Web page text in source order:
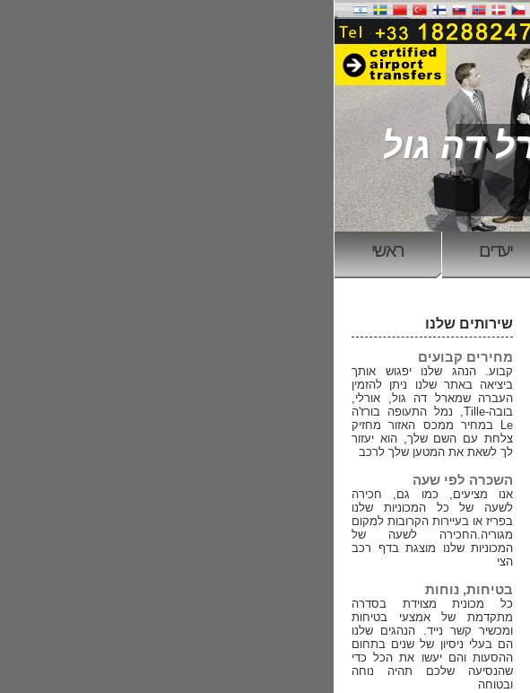
ראשי יעדים
שירותים שלנו
מחירים קבועים
קבוע. הנהג שלנו יפגוש אותך
ביציאה באתר שלנו ניתן להזמין
העברה שמארל דה גול, אורלי,
בובה-Tille, נמל התעופה בורז'ה
Le במחיר ממכס האזור מחזיק
צלחת עם השם שלך, הוא יעזור
לך לשאת את המטען שלך לרכב
השכרה לפי שעה
אנו מציעים, כמו גם, חכירה
לשעה של כל המכוניות שלנו
בפריז או בעיירות הקרובות למקום
מגוריה.החכירה לשעה של
המכוניות שלנו מוצגת בדף רכב
הצי
בטיחות, נוחות
כל מכונית מצוידת בסדרה
מתקדמת של אמצעי בטיחות
ומכשיר קשר נייד. הנהגים שלנו
הם בעלי ניסיון של שנים בתחום
ההסעות והם יעשו את הכל כדי
שהנסיעה שלכם תהיה נוחה
ובטוחה